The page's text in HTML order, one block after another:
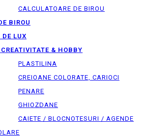
CALCULATOARE DE BIROU
BIROU
DE LUX
& HOBBY
PLASTILINA
CREIOANE COLORATE, CARIOCI
PENARE
GHIOZDANE
CAIETE / BLOCNOTESURI / AGENDE